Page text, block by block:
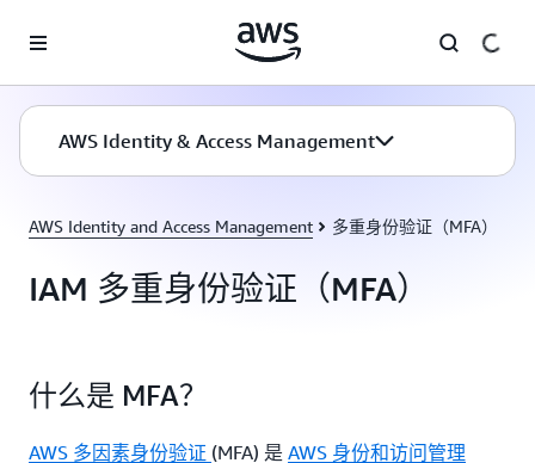
AWS Identity & Access Management
AWS Identity and Access Management 多重身份验证（MFA）
IAM 多重身份验证（MFA）
什么是 MFA？
AWS 多因素身份验证 (MFA) 是 AWS 身份和访问管理